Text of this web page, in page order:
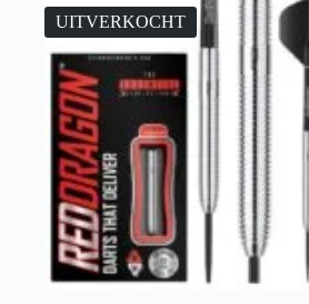
UITVERKOCHT